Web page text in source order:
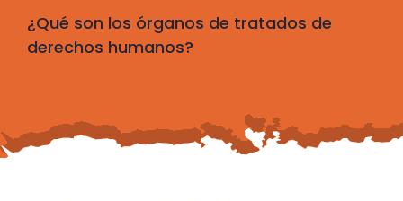
¿Qué son los órganos de tratados de
derechos humanos?